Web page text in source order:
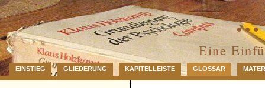
…
Eine
EINSTIEG GLIEDERUNG KAPITELLEISTE GLOSSAR